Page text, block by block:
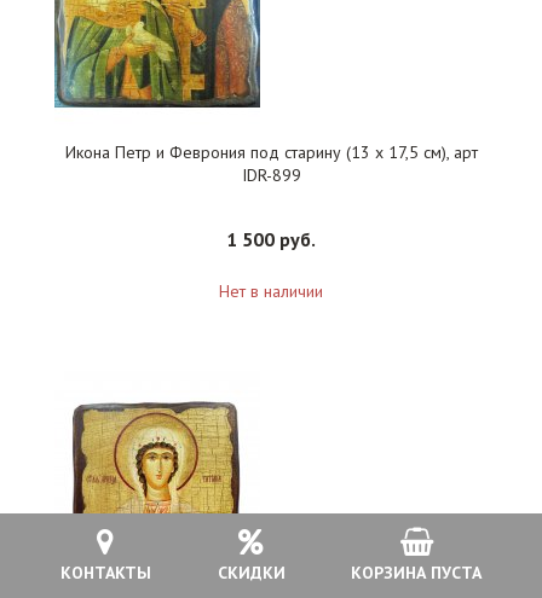
КОНТАКТЫ СКИДКИ КОРЗИНА ПУСТА
Икона Петр и Феврония под старину (13 х 17,5 см), арт
IDR-899
1 500 руб.
Нет в наличии